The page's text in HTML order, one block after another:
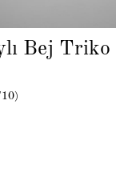
Bej Triko